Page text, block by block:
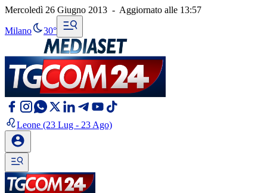
Mercoledì 26 Giugno 2013 - Aggiornato alle 13:57
Milano 30°
Leone (23 Lug - 23 Ago)